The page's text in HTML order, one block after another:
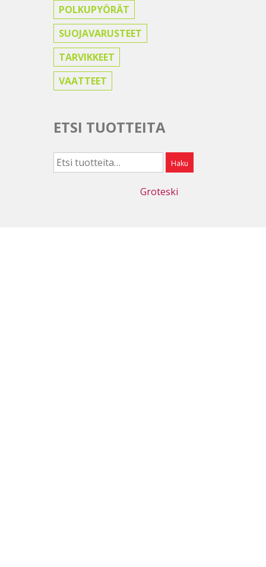
POLKUPYÖRÄT
SUOJAVARUSTEET
TARVIKKEET
VAATTEET
ETSI TUOTTEITA
Etsi: Haku
Groteski